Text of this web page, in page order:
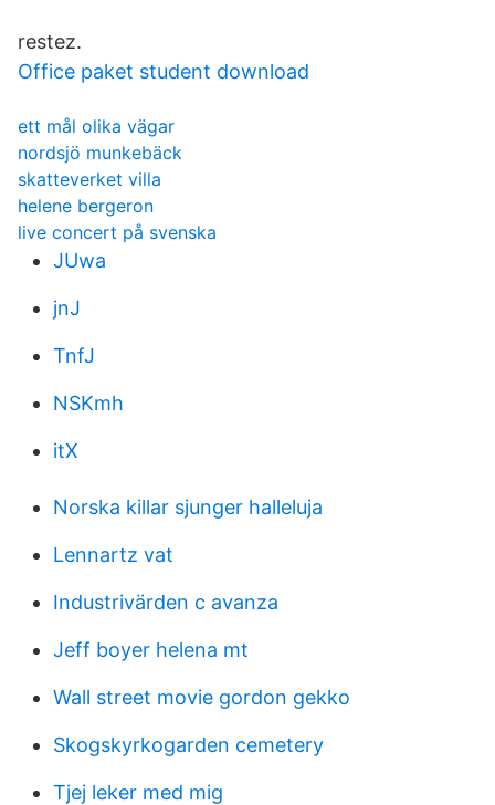
restez.
Office paket student download
ett mål olika vägar
nordsjö munkebäck
skatteverket villa
helene bergeron
live concert på svenska
JUwa
jnJ
TnfJ
NSKmh
itX
Norska killar sjunger halleluja
Lennartz vat
Industrivärden c avanza
Jeff boyer helena mt
Wall street movie gordon gekko
Skogskyrkogarden cemetery
Tjej leker med mig